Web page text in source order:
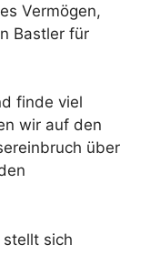
Vermögen,
Bastler für
finde viel
wir auf den
über
stellt sich